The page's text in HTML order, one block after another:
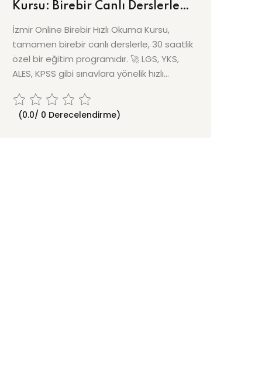
Kursu: Birebir Canlı Derslerle
İzmir Online Birebir Hızlı Okuma Kursu,
tamamen birebir canlı derslerle, 30 saatlik
özel bir eğitim programıdır. 🚀 LGS, YKS,
ALES, KPSS gibi sınavlara yönelik hızlı...
(0.0/ 0 Derecelendirme)